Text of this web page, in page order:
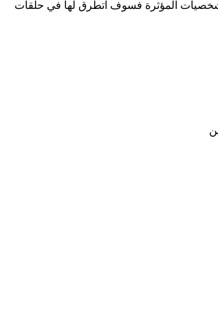
المؤثرة فسوف اتطرق لها في حلقات